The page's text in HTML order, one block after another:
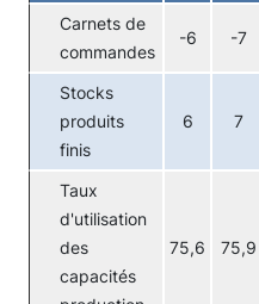
Carnets de
commandes
-6 -7
Stocks
produits
finis
6 7
Taux
d'utilisation
des
capacités
75,6 75,9